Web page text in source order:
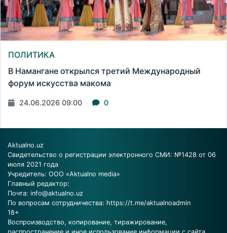
ПОЛИТИКА
В Намангане открылся третий Международный
форум искусства макома
24.06.2026 09:00 0
Aktualno.uz
Свидетельство о регистрации электронного СМИ: №1428 от 06
июля 2021 года
Учредитель: ООО «Aktualno media»
Главный редактор:
Почта: info@aktualno.uz
По вопросам сотрудничества: https://t.me/aktualnoadmin
18+
Воспроизводство, копирование, тиражирование,